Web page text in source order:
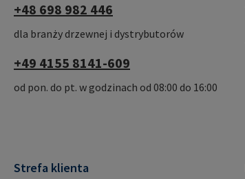
+48 698 982 446
dla branży drzewnej i dystrybutorów
+49 4155 8141-609
od pon. do pt. w godzinach od 08:00 do 16:00
Strefa klienta